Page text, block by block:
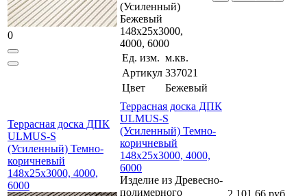
0
(Усиленный)
Бежевый
148x25x3000,
4000, 6000
Ед. изм. м.кв.
Артикул 337021
Цвет
Бежевый
Террасная доска ДПК
ULMUS-S
(Усиленный) Темно-
коричневый
148x25x3000, 4000,
6000
Террасная доска ДПК
ULMUS-S
(Усиленный) Темно-
коричневый
148x25x3000, 4000,
6000
Изделие из Древесно-
полимерного
2 101,66 руб.